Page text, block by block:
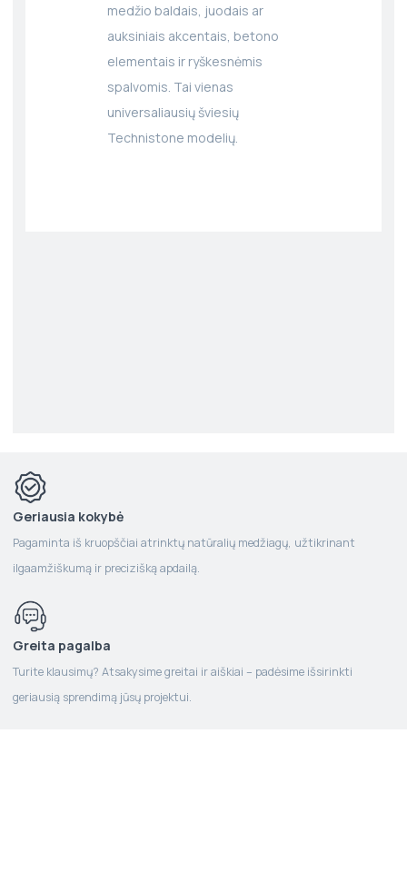
medžio baldais, juodais ar
auksiniais akcentais, betono
elementais ir ryškesnėmis
spalvomis. Tai vienas
universaliausių šviesių
Technistone modelių.
Geriausia kokybė
Pagaminta iš kruopščiai atrinktų natūralių medžiagų, užtikrinant
ilgaamžiškumą ir precizišką apdailą.
Greita pagalba
Turite klausimų? Atsakysime greitai ir aiškiai – padėsime išsirinkti
geriausią sprendimą jūsų projektui.